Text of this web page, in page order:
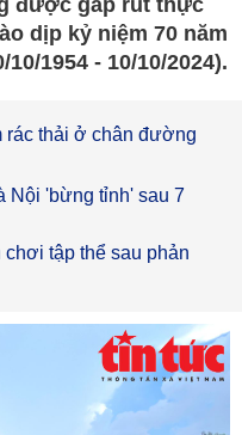
được gấp rút thực
dịp kỷ niệm 70 năm
1954 - 10/10/2024).
rác thải ở chân đường
Nội 'bừng tỉnh' sau 7
tập thể sau phản